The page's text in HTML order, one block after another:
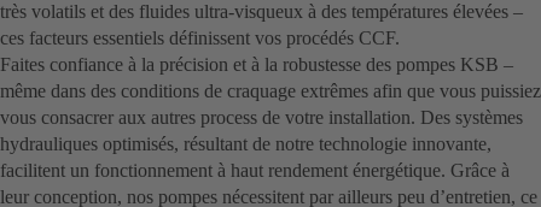
très volatils et des fluides ultra-visqueux à des températures élevées –
ces facteurs essentiels définissent vos procédés CCF.
Faites confiance à la précision et à la robustesse des pompes KSB –
même dans des conditions de craquage extrêmes afin que vous puissiez
vous consacrer aux autres process de votre installation. Des systèmes
hydrauliques optimisés, résultant de notre technologie innovante,
facilitent un fonctionnement à haut rendement énergétique. Grâce à
leur conception, nos pompes nécessitent par ailleurs peu d’entretien, ce